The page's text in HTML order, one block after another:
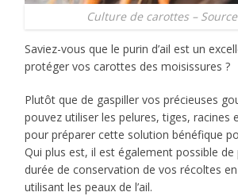
Culture de carottes –
Saviez-vous que le purin d’ail est un
protéger vos carottes des moisissures ?
Plutôt que de gaspiller vos précieuses
pouvez utiliser les pelures, tiges, racines
pour préparer cette solution bénéfique
Qui plus est, il est également possible
durée de conservation de vos récoltes
utilisant les peaux de l’ail.